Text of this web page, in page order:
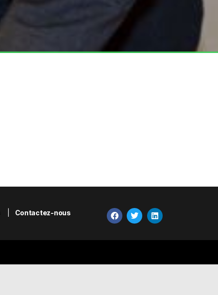
Contactez-nous